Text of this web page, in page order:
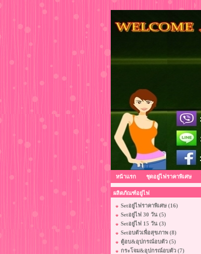
หน้าแรก ชุดอยู่ไฟราคาพิเศษ
ผลิตภัณฑ์อยู่ไฟ
Setอยู่ไฟราคาพิเศษ (16)
Setอยู่ไฟ 30 วัน (5)
Setอยู่ไฟ 15 วัน (3)
Setอบตัวเพื่อสุขภาพ (8)
ตู้อบ&อุปกรณ์อบตัว (5)
กระโจม&อุปกรณ์อบตัว (7)